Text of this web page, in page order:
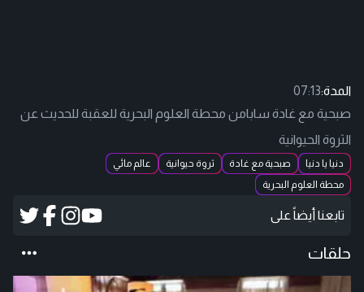
المدة:07:13
صبحية مع غادة سابامن محطة العلوم البحرية للعقبة للحديث عن
الثروة الحيوانية
دنيا يا دنيا صبحية مع غادة ثروة حيوانية
عالم مائي
محطة العلوم البحرية
تابعنا أيضاً على
حلقات